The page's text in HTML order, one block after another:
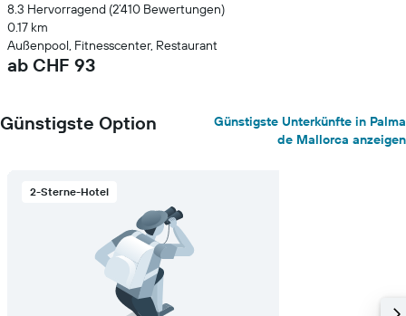
8.3 Hervorragend (2’410 Bewertungen)
0.17 km
Außenpool, Fitnesscenter, Restaurant
ab CHF 93
Günstigste Option
Günstigste Unterkünfte in Palma
de Mallorca anzeigen
2-Sterne-Hotel